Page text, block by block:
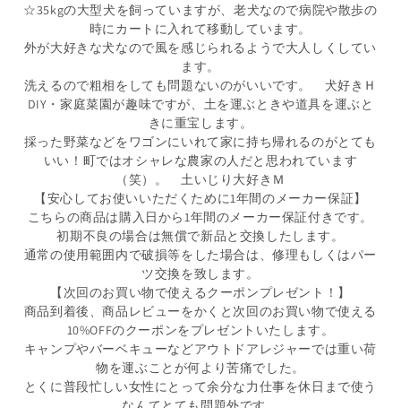
☆35kgの大型犬を飼っていますが、老犬なので病院や散歩の
時にカートに入れて移動しています。
外が大好きな犬なので風を感じられるようで大人しくしてい
ます。
洗えるので粗相をしても問題ないのがいいです。 犬好きＨ
DIY・家庭菜園が趣味ですが、土を運ぶときや道具を運ぶと
きに重宝します。
採った野菜などをワゴンにいれて家に持ち帰れるのがとても
いい！町ではオシャレな農家の人だと思われています
（笑）。 土いじり大好きＭ
【安心してお使いいただくために1年間のメーカー保証】
こちらの商品は購入日から1年間のメーカー保証付きです。
初期不良の場合は無償で新品と交換したします。
通常の使用範囲内で破損等をした場合は、修理もしくはパー
ツ交換を致します。
【次回のお買い物で使えるクーポンプレゼント！】
商品到着後、商品レビューをかくと次回のお買い物で使える
10%OFFのクーポンをプレゼントいたします。
キャンプやバーベキューなどアウトドアレジャーでは重い荷
物を運ぶことが何より苦痛でした。
とくに普段忙しい女性にとって余分な力仕事を休日まで使う